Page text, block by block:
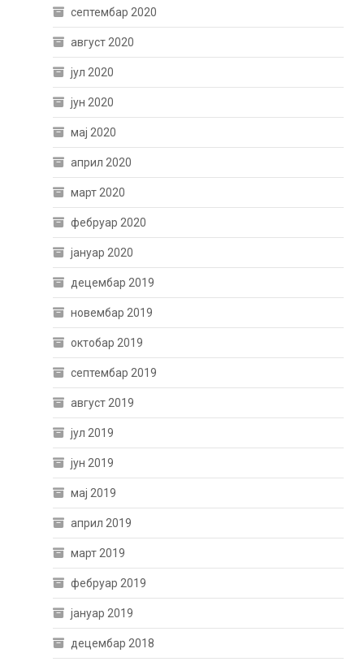
септембар 2020
август 2020
јул 2020
јун 2020
мај 2020
април 2020
март 2020
фебруар 2020
јануар 2020
децембар 2019
новембар 2019
октобар 2019
септембар 2019
август 2019
јул 2019
јун 2019
мај 2019
април 2019
март 2019
фебруар 2019
јануар 2019
децембар 2018